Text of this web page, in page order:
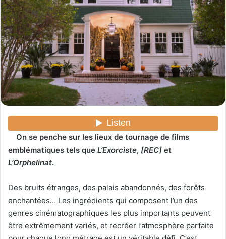
u
n
c
o
u
r
r
i
e
l
On se penche sur les lieux de tournage de films
emblématiques tels que L’Exorciste, [REC] et
L’Orphelinat.
Des bruits étranges, des palais abandonnés, des forêts
enchantées… Les ingrédients qui composent l’un des
genres cinématographiques les plus importants peuvent
être extrêmement variés, et recréer l’atmosphère parfaite